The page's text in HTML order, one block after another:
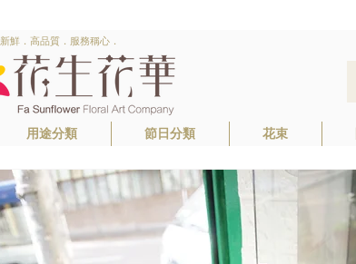
新鮮．高品質．服務稱心．
用途分類 節日分類 花束